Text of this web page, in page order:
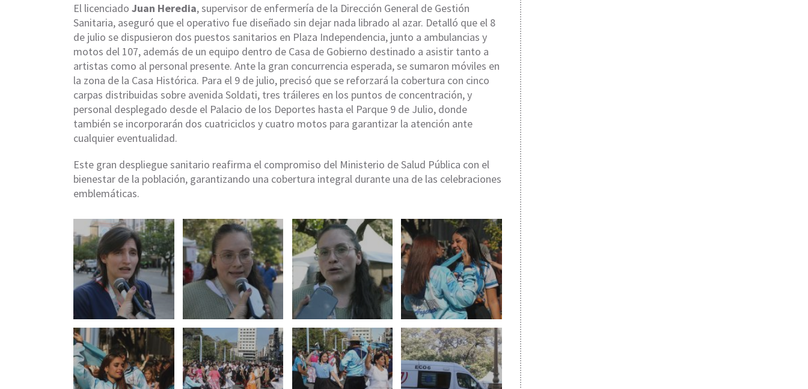
El licenciado Juan Heredia, supervisor de enfermería de la Dirección General de Gestión
Sanitaria, aseguró que el operativo fue diseñado sin dejar nada librado al azar. Detalló que el 8
de julio se dispusieron dos puestos sanitarios en Plaza Independencia, junto a ambulancias y
motos del 107, además de un equipo dentro de Casa de Gobierno destinado a asistir tanto a
artistas como al personal presente. Ante la gran concurrencia esperada, se sumaron móviles en
la zona de la Casa Histórica. Para el 9 de julio, precisó que se reforzará la cobertura con cinco
carpas distribuidas sobre avenida Soldati, tres tráileres en los puntos de concentración, y
personal desplegado desde el Palacio de los Deportes hasta el Parque 9 de Julio, donde
también se incorporarán dos cuatriciclos y cuatro motos para garantizar la atención ante
cualquier eventualidad.
Este gran despliegue sanitario reafirma el compromiso del Ministerio de Salud Pública con el
bienestar de la población, garantizando una cobertura integral durante una de las celebraciones
emblemáticas.